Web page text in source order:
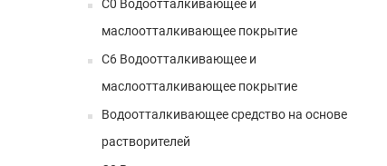
C0 Водоотталкивающее и
маслоотталкивающее покрытие
C6 Водоотталкивающее и
маслоотталкивающее покрытие
Водоотталкивающее средство на основе
растворителей